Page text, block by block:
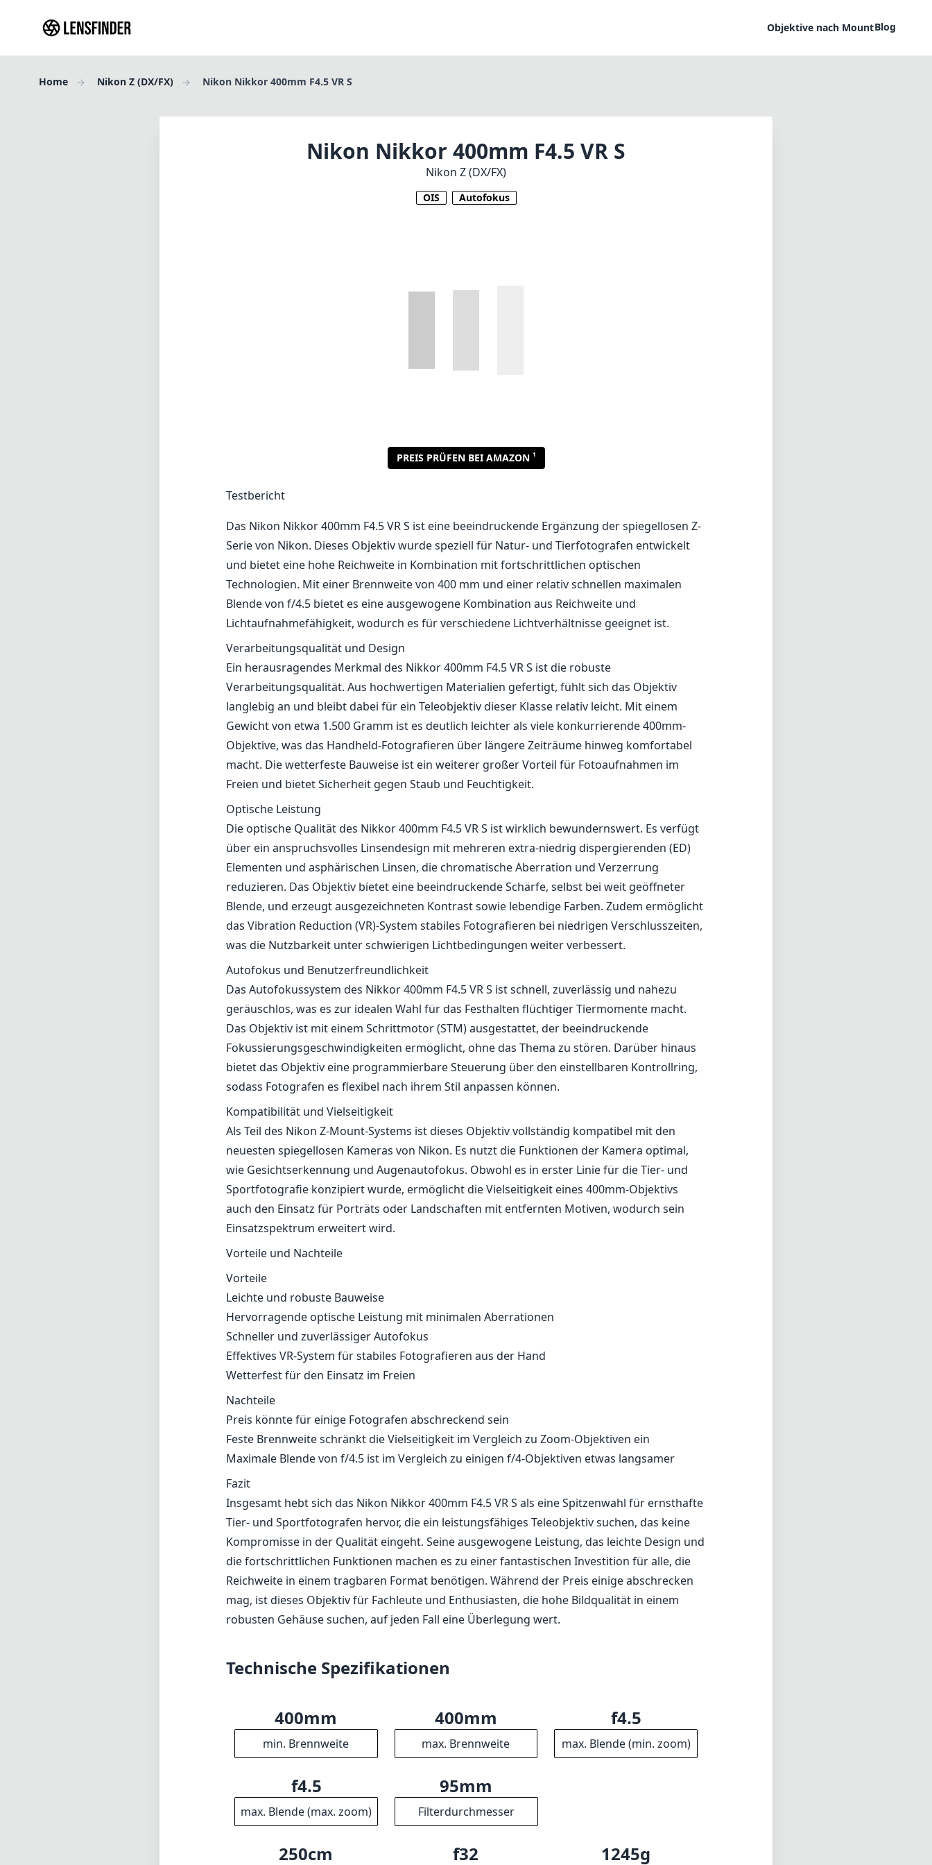
Objektive nach MountBlog
Home Nikon Z (DX/FX) Nikon Nikkor 400mm F4.5 VR S
Nikon Nikkor 400mm F4.5 VR S
Nikon Z (DX/FX)
OIS Autofokus
PREIS PRÜFEN BEI AMAZON 1
Testbericht
Das Nikon Nikkor 400mm F4.5 VR S ist eine beeindruckende Ergänzung der spiegellosen Z-
Serie von Nikon. Dieses Objektiv wurde speziell für Natur- und Tierfotografen entwickelt
und bietet eine hohe Reichweite in Kombination mit fortschrittlichen optischen
Technologien. Mit einer Brennweite von 400 mm und einer relativ schnellen maximalen
Blende von f/4.5 bietet es eine ausgewogene Kombination aus Reichweite und
Lichtaufnahmefähigkeit, wodurch es für verschiedene Lichtverhältnisse geeignet ist.
Verarbeitungsqualität und Design
Ein herausragendes Merkmal des Nikkor 400mm F4.5 VR S ist die robuste
Verarbeitungsqualität. Aus hochwertigen Materialien gefertigt, fühlt sich das Objektiv
langlebig an und bleibt dabei für ein Teleobjektiv dieser Klasse relativ leicht. Mit einem
Gewicht von etwa 1.500 Gramm ist es deutlich leichter als viele konkurrierende 400mm-
Objektive, was das Handheld-Fotografieren über längere Zeiträume hinweg komfortabel
macht. Die wetterfeste Bauweise ist ein weiterer großer Vorteil für Fotoaufnahmen im
Freien und bietet Sicherheit gegen Staub und Feuchtigkeit.
Optische Leistung
Die optische Qualität des Nikkor 400mm F4.5 VR S ist wirklich bewundernswert. Es verfügt
über ein anspruchsvolles Linsendesign mit mehreren extra-niedrig dispergierenden (ED)
Elementen und asphärischen Linsen, die chromatische Aberration und Verzerrung
reduzieren. Das Objektiv bietet eine beeindruckende Schärfe, selbst bei weit geöffneter
Blende, und erzeugt ausgezeichneten Kontrast sowie lebendige Farben. Zudem ermöglicht
das Vibration Reduction (VR)-System stabiles Fotografieren bei niedrigen Verschlusszeiten,
was die Nutzbarkeit unter schwierigen Lichtbedingungen weiter verbessert.
Autofokus und Benutzerfreundlichkeit
Das Autofokussystem des Nikkor 400mm F4.5 VR S ist schnell, zuverlässig und nahezu
geräuschlos, was es zur idealen Wahl für das Festhalten flüchtiger Tiermomente macht.
Das Objektiv ist mit einem Schrittmotor (STM) ausgestattet, der beeindruckende
Fokussierungsgeschwindigkeiten ermöglicht, ohne das Thema zu stören. Darüber hinaus
bietet das Objektiv eine programmierbare Steuerung über den einstellbaren Kontrollring,
sodass Fotografen es flexibel nach ihrem Stil anpassen können.
Kompatibilität und Vielseitigkeit
Als Teil des Nikon Z-Mount-Systems ist dieses Objektiv vollständig kompatibel mit den
neuesten spiegellosen Kameras von Nikon. Es nutzt die Funktionen der Kamera optimal,
wie Gesichtserkennung und Augenautofokus. Obwohl es in erster Linie für die Tier- und
Sportfotografie konzipiert wurde, ermöglicht die Vielseitigkeit eines 400mm-Objektivs
auch den Einsatz für Porträts oder Landschaften mit entfernten Motiven, wodurch sein
Einsatzspektrum erweitert wird.
Vorteile und Nachteile
Vorteile
Leichte und robuste Bauweise
Hervorragende optische Leistung mit minimalen Aberrationen
Schneller und zuverlässiger Autofokus
Effektives VR-System für stabiles Fotografieren aus der Hand
Wetterfest für den Einsatz im Freien
Nachteile
Preis könnte für einige Fotografen abschreckend sein
Feste Brennweite schränkt die Vielseitigkeit im Vergleich zu Zoom-Objektiven ein
Maximale Blende von f/4.5 ist im Vergleich zu einigen f/4-Objektiven etwas langsamer
Fazit
Insgesamt hebt sich das Nikon Nikkor 400mm F4.5 VR S als eine Spitzenwahl für ernsthafte
Tier- und Sportfotografen hervor, die ein leistungsfähiges Teleobjektiv suchen, das keine
Kompromisse in der Qualität eingeht. Seine ausgewogene Leistung, das leichte Design und
die fortschrittlichen Funktionen machen es zu einer fantastischen Investition für alle, die
Reichweite in einem tragbaren Format benötigen. Während der Preis einige abschrecken
mag, ist dieses Objektiv für Fachleute und Enthusiasten, die hohe Bildqualität in einem
robusten Gehäuse suchen, auf jeden Fall eine Überlegung wert.
Technische Spezifikationen
400mm
min. Brennweite
400mm
max. Brennweite
f4.5
max. Blende (min. zoom)
f4.5
max. Blende (max. zoom)
95mm
Filterdurchmesser
250cm f32 1245g